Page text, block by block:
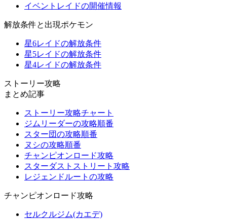
イベントレイドの開催情報
解放条件と出現ポケモン
星6レイドの解放条件
星5レイドの解放条件
星4レイドの解放条件
ストーリー攻略
まとめ記事
ストーリー攻略チャート
ジムリーダーの攻略順番
スター団の攻略順番
ヌシの攻略順番
チャンピオンロード攻略
スターダストストリート攻略
レジェンドルートの攻略
チャンピオンロード攻略
セルクルジム(カエデ)